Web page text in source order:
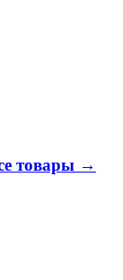
товары →